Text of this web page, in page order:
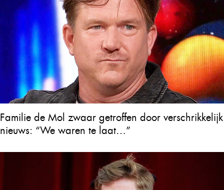
Familie de Mol zwaar getroffen door verschrikkelijk
nieuws: “We waren te laat…”